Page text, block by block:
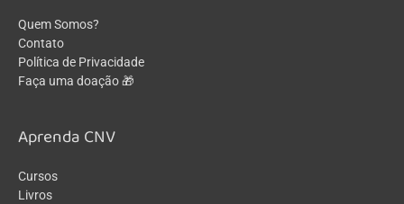
Quem Somos?
Contato
Política de Privacidade
Faça uma doação 🎁
Aprenda CNV
Cursos
Livros